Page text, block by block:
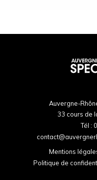
Auvergne-
33 cours de
Tél :
Mentions
Politique de